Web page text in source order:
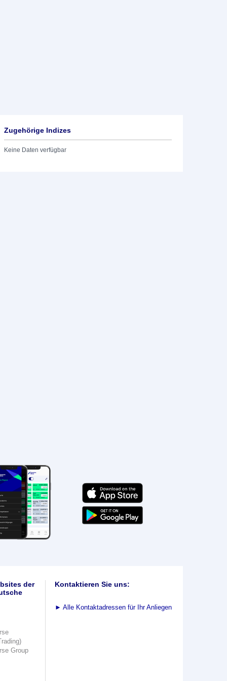
Zugehörige Indizes
Keine Daten verfügbar
der
Group
Kontaktieren Sie uns:
► Alle Kontaktadressen für Ihr Anliegen